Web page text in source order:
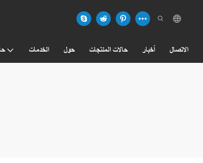
الخدمات حول حالات المنتجات أخبار الاتصال